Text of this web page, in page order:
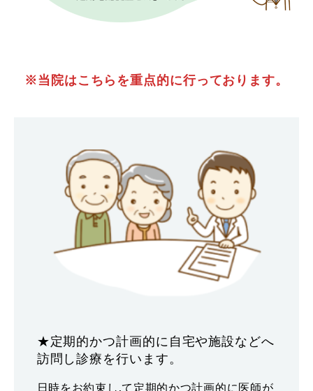
※当院はこちらを重点的に行っております。
★定期的かつ計画的に自宅や施設などへ
訪問し診療を行います。
日時をお約束し,て定期的かつ計画的に医師が